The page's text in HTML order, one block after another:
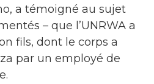
a témoigné au sujet
– que l’UNRWA a
fils, dont le corps a
par un employé de